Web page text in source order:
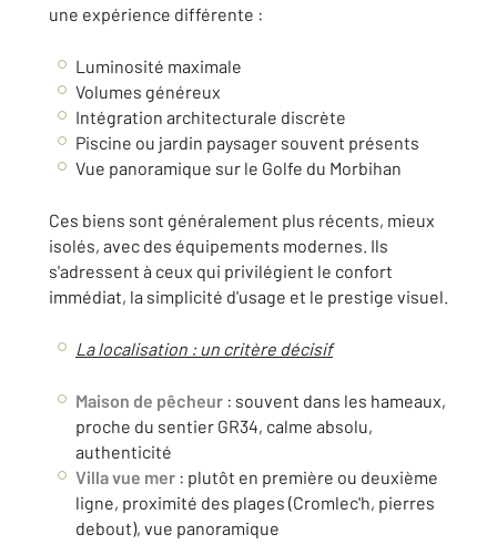
une expérience différente :
Luminosité maximale
Volumes généreux
Intégration architecturale discrète
Piscine ou jardin paysager souvent présents
Vue panoramique sur le Golfe du Morbihan
Ces biens sont généralement plus récents, mieux
isolés, avec des équipements modernes. Ils
s'adressent à ceux qui privilégient le confort
immédiat, la simplicité d'usage et le prestige visuel.
La localisation : un critère décisif
Maison de pêcheur : souvent dans les hameaux,
proche du sentier GR34, calme absolu,
authenticité
Villa vue mer : plutôt en première ou deuxième
ligne, proximité des plages (Cromlec'h, pierres
debout), vue panoramique